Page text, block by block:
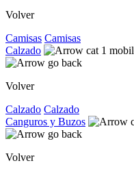
Volver
Camisas Camisas
Calzado
Volver
Calzado Calzado
Canguros y Buzos
Volver